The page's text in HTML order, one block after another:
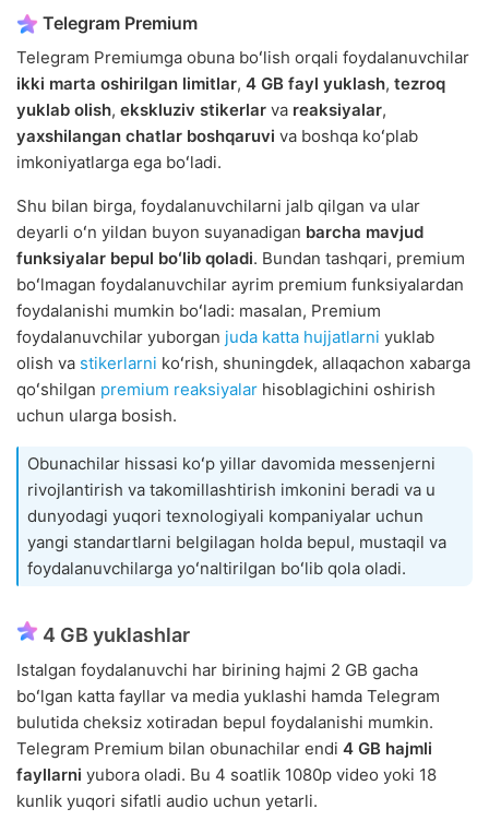
Telegram Premium
Telegram Premiumga obuna boʻlish orqali foydalanuvchilar
ikki marta oshirilgan limitlar, 4 GB fayl yuklash, tezroq
yuklab olish, ekskluziv stikerlar va reaksiyalar,
yaxshilangan chatlar boshqaruvi va boshqa koʻplab
imkoniyatlarga ega boʻladi.
Shu bilan birga, foydalanuvchilarni jalb qilgan va ular
deyarli oʻn yildan buyon suyanadigan barcha mavjud
funksiyalar bepul boʻlib qoladi. Bundan tashqari, premium
boʻlmagan foydalanuvchilar ayrim premium funksiyalardan
foydalanishi mumkin boʻladi: masalan, Premium
foydalanuvchilar yuborgan juda katta hujjatlarni yuklab
olish va stikerlarni koʻrish, shuningdek, allaqachon xabarga
qoʻshilgan premium reaksiyalar hisoblagichini oshirish
uchun ularga bosish.
Obunachilar hissasi koʻp yillar davomida messenjerni
rivojlantirish va takomillashtirish imkonini beradi va u
dunyodagi yuqori texnologiyali kompaniyalar uchun
yangi standartlarni belgilagan holda bepul, mustaqil va
foydalanuvchilarga yoʻnaltirilgan boʻlib qola oladi.
4 GB yuklashlar
Istalgan foydalanuvchi har birining hajmi 2 GB gacha
boʻlgan katta fayllar va media yuklashi hamda Telegram
bulutida cheksiz xotiradan bepul foydalanishi mumkin.
Telegram Premium bilan obunachilar endi 4 GB hajmli
fayllarni yubora oladi. Bu 4 soatlik 1080p video yoki 18
kunlik yuqori sifatli audio uchun yetarli.